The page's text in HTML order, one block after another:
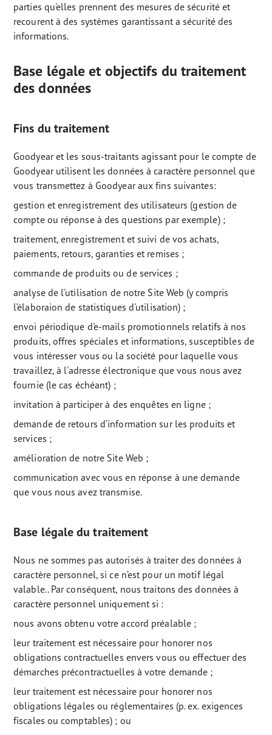
parties qu'elles prennent des mesures de sécurité et
recourent à des systèmes garantissant a sécurité des
informations.
Base légale et objectifs du traitement
des données
Fins du traitement
Goodyear et les sous-traitants agissant pour le compte de
Goodyear utilisent les données à caractère personnel que
vous transmettez à Goodyear aux fins suivantes:
gestion et enregistrement des utilisateurs (gestion de
compte ou réponse à des questions par exemple) ;
traitement, enregistrement et suivi de vos achats,
paiements, retours, garanties et remises ;
commande de produits ou de services ;
analyse de l'utilisation de notre Site Web (y compris
l’élaboraion de statistiques d'utilisation) ;
envoi périodique d'e-mails promotionnels relatifs à nos
produits, offres spéciales et informations, susceptibles de
vous intéresser vous ou la société pour laquelle vous
travaillez, à l'adresse électronique que vous nous avez
fournie (le cas échéant) ;
invitation à participer à des enquêtes en ligne ;
demande de retours d’information sur les produits et
services ;
amélioration de notre Site Web ;
communication avec vous en réponse à une demande
que vous nous avez transmise.
Base légale du traitement
Nous ne sommes pas autorisés à traiter des données à
caractère personnel, si ce n’est pour un motif légal
valable.. Par conséquent, nous traitons des données à
caractère personnel uniquement si :
nous avons obtenu votre accord préalable ;
leur traitement est nécessaire pour honorer nos
obligations contractuelles envers vous ou effectuer des
démarches précontractuelles à votre demande ;
leur traitement est nécessaire pour honorer nos
obligations légales ou réglementaires (p. ex. exigences
fiscales ou comptables) ; ou